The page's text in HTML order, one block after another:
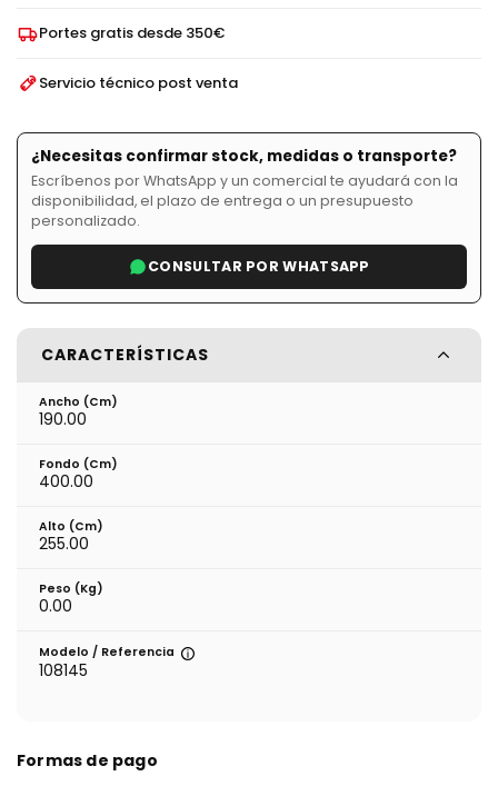
Portes gratis desde 350€
Servicio técnico post venta
¿Necesitas confirmar stock, medidas o transporte?
Escríbenos por WhatsApp y un comercial te ayudará con la
disponibilidad, el plazo de entrega o un presupuesto
personalizado.
CONSULTAR POR WHATSAPP
CARACTERÍSTICAS
Ancho (cm)
190.00
Fondo (cm)
400.00
Alto (cm)
255.00
Peso (kg)
0.00
Modelo / Referencia
108145
Formas de pago